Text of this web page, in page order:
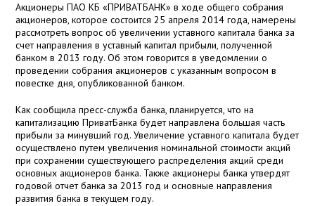
Акционеры ПАО КБ «ПРИВАТБАНК» в ходе общего собрания
акционеров, которое состоится 25 апреля 2014 года, намерены
рассмотреть вопрос об увеличении уставного капитала банка за
счет направления в уставный капитал прибыли, полученной
банком в 2013 году. Об этом говорится в уведомлении о
проведении собрания акционеров с указанным вопросом в
повестке дня, опубликованной банком.
Как сообщила пресс-служба банка, планируется, что на
капитализацию ПриватБанка будет направлена большая часть
прибыли за минувший год. Увеличение уставного капитала будет
осуществлено путем увеличения номинальной стоимости акций
при сохранении существующего распределения акций среди
основных акционеров банка. Также акционеры банка утвердят
годовой отчет банка за 2013 год и основные направления
развития банка в текущем году.